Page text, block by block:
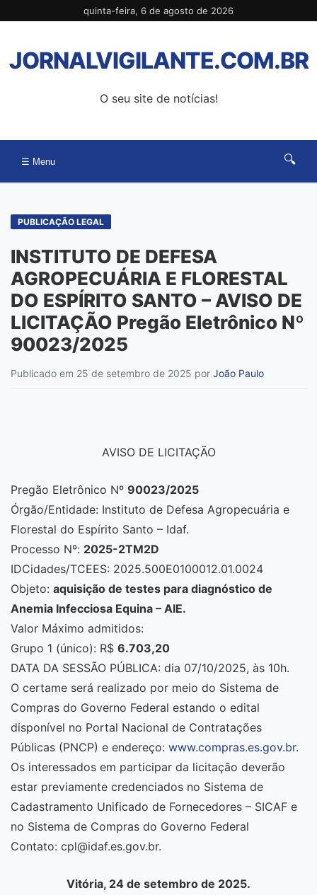
para
conteúdo
quinta-feira, 6 de agosto de 2026
JORNALVIGILANTE.COM.BR
O seu site de notícias!
☰ Menu 🔍
PUBLICAÇÃO LEGAL
INSTITUTO DE DEFESA
AGROPECUÁRIA E FLORESTAL
DO ESPÍRITO SANTO – AVISO DE
LICITAÇÃO Pregão Eletrônico Nº
90023/2025
Publicado em 25 de setembro de 2025 por João Paulo
AVISO DE LICITAÇÃO
Pregão Eletrônico Nº 90023/2025
Órgão/Entidade: Instituto de Defesa Agropecuária e
Florestal do Espírito Santo – Idaf.
Processo Nº: 2025-2TM2D
IDCidades/TCEES: 2025.500E0100012.01.0024
Objeto: aquisição de testes para diagnóstico de
Anemia Infecciosa Equina – AIE.
Valor Máximo admitidos:
Grupo 1 (único): R$ 6.703,20
DATA DA SESSÃO PÚBLICA: dia 07/10/2025, às 10h.
O certame será realizado por meio do Sistema de
Compras do Governo Federal estando o edital
disponível no Portal Nacional de Contratações
Públicas (PNCP) e endereço: www.compras.es.gov.br.
Os interessados em participar da licitação deverão
estar previamente credenciados no Sistema de
Cadastramento Unificado de Fornecedores – SICAF e
no Sistema de Compras do Governo Federal
Contato: cpl@idaf.es.gov.br.
Vitória, 24 de setembro de 2025.